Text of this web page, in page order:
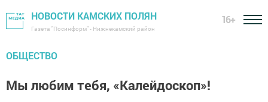
НОВОСТИ КАМСКИХ ПОЛЯН
Газета "Посинформ" - Нижнекамский район
16+
ОБЩЕСТВО
Мы любим тебя, «Калейдоскоп»!